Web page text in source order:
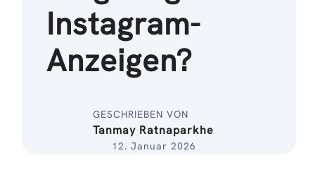
Instagram-
Anzeigen?
GESCHRIEBEN VON
Tanmay Ratnaparkhe
12. Januar 2026